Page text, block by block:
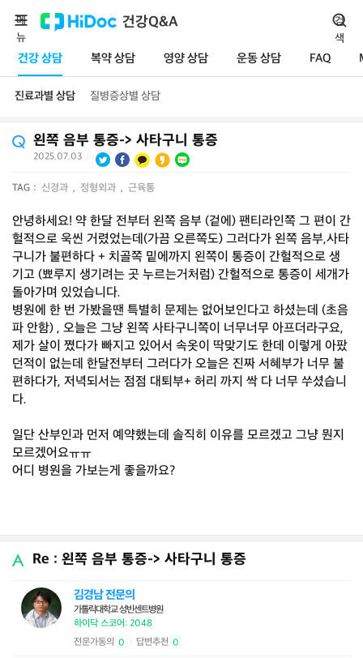
건강Q&A
건강 상담 복약 상담 영양 상담 운동 상담 FAQ
메
뉴
검
색
진료과별 상담 질병증상별 상담
왼쪽 음부 통증-> 사타구니 통증
2025.07.03
TAG : 신경과 , 정형외과 , 근육통
안녕하세요! 약 한달 전부터 왼쪽 음부 (겉에) 팬티라인쪽 그 편이 간
헐적으로 욱씬 거렸었는데(가끔 오른쪽도) 그러다가 왼쪽 음부,사타
구니가 불편하다 + 치골쪽 밑에까지 왼쪽이 통증이 간헐적으로 생
기고 (뾰루지 생기려는 곳 누르는거처럼) 간헐적으로 통증이 세개가
돌아가며 있었습니다.
병원에 한 번 가봤을땐 특별히 문제는 없어보인다고 하셨는데 (초음
파 안함) , 오늘은 그냥 왼쪽 사타구니쪽이 너무너무 아프더라구요,
제가 살이 쪘다가 빠지고 있어서 속옷이 딱맞기도 한데 이렇게 아팠
던적이 없는데 한달전부터 그러다가 오늘은 진짜 서혜부가 너무 불
편하다가, 저녁되서는 점점 대퇴부+ 허리 까지 싹 다 너무 쑤셨습니
다.
일단 산부인과 먼저 예약했는데 솔직히 이유를 모르겠고 그냥 뭔지
모르겠어요ㅠㅠ
어디 병원을 가보는게 좋을까요?
Re : 왼쪽 음부 통증-> 사타구니 통증
김경남 전문의
가톨릭대학교 성빈센트병원
하이닥 스코어: 2048
전문가동의 0 답변추천 0